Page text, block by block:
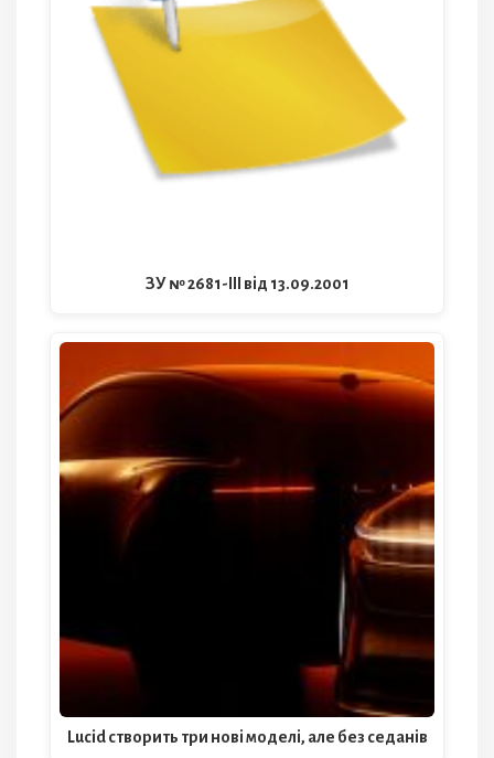
ЗУ № 2681-III від 13.09.2001
Lucid створить три нові моделі, але без седанів